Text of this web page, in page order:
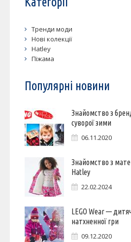
Тренди моди
Нові колекції
Hatley
Піжама
Популярні новини
Знайомство з
суворої зими
06.11.2020
Знайомство з
Hatley
22.02.2024
LEGO Wear —
натхненної гри
09.12.2020